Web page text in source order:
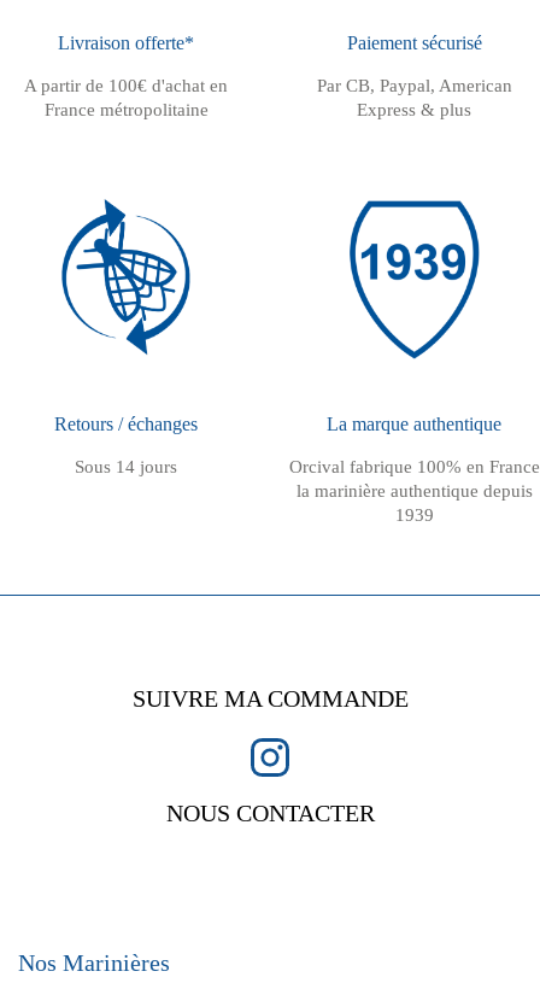
Livraison offerte*
A partir de 100€ d'achat en
France métropolitaine
Paiement sécurisé
Par CB, Paypal, American
Express & plus
Retours / échanges
Sous 14 jours
La marque authentique
Orcival fabrique 100% en France
la marinière authentique depuis
1939
SUIVRE MA COMMANDE
NOUS CONTACTER
Nos Marinières